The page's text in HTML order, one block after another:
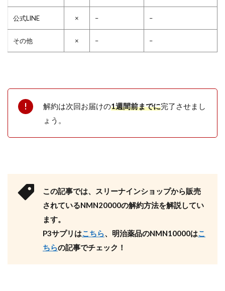
公式LINE × – –
その他 × – –
解約は次回お届けの1週間前までに完了させまし
ょう。
この記事では、スリーナインショップから販売
されているNMN20000の解約方法を解説してい
ます。
P3サプリはこちら、明治薬品のNMN10000はこ
ちらの記事でチェック！